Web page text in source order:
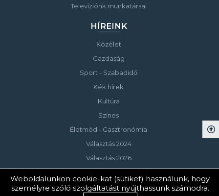
Televíziónk munkatársai
HÍREINK
Közélet
Gazdaság
Sport - Szabadidő
Kék hírek
Kultúra
Színes
Életmód - Gasztronómia
Választás 2024
Választás 2026
© Copyright 2023 Keszthelyi Televízió
Weboldalunkon cookie-kat (sütiket) használunk, hogy
személyre szóló szolgáltatást nyújthassunk számodra.